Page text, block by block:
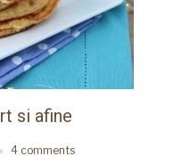
si afine
4 comments